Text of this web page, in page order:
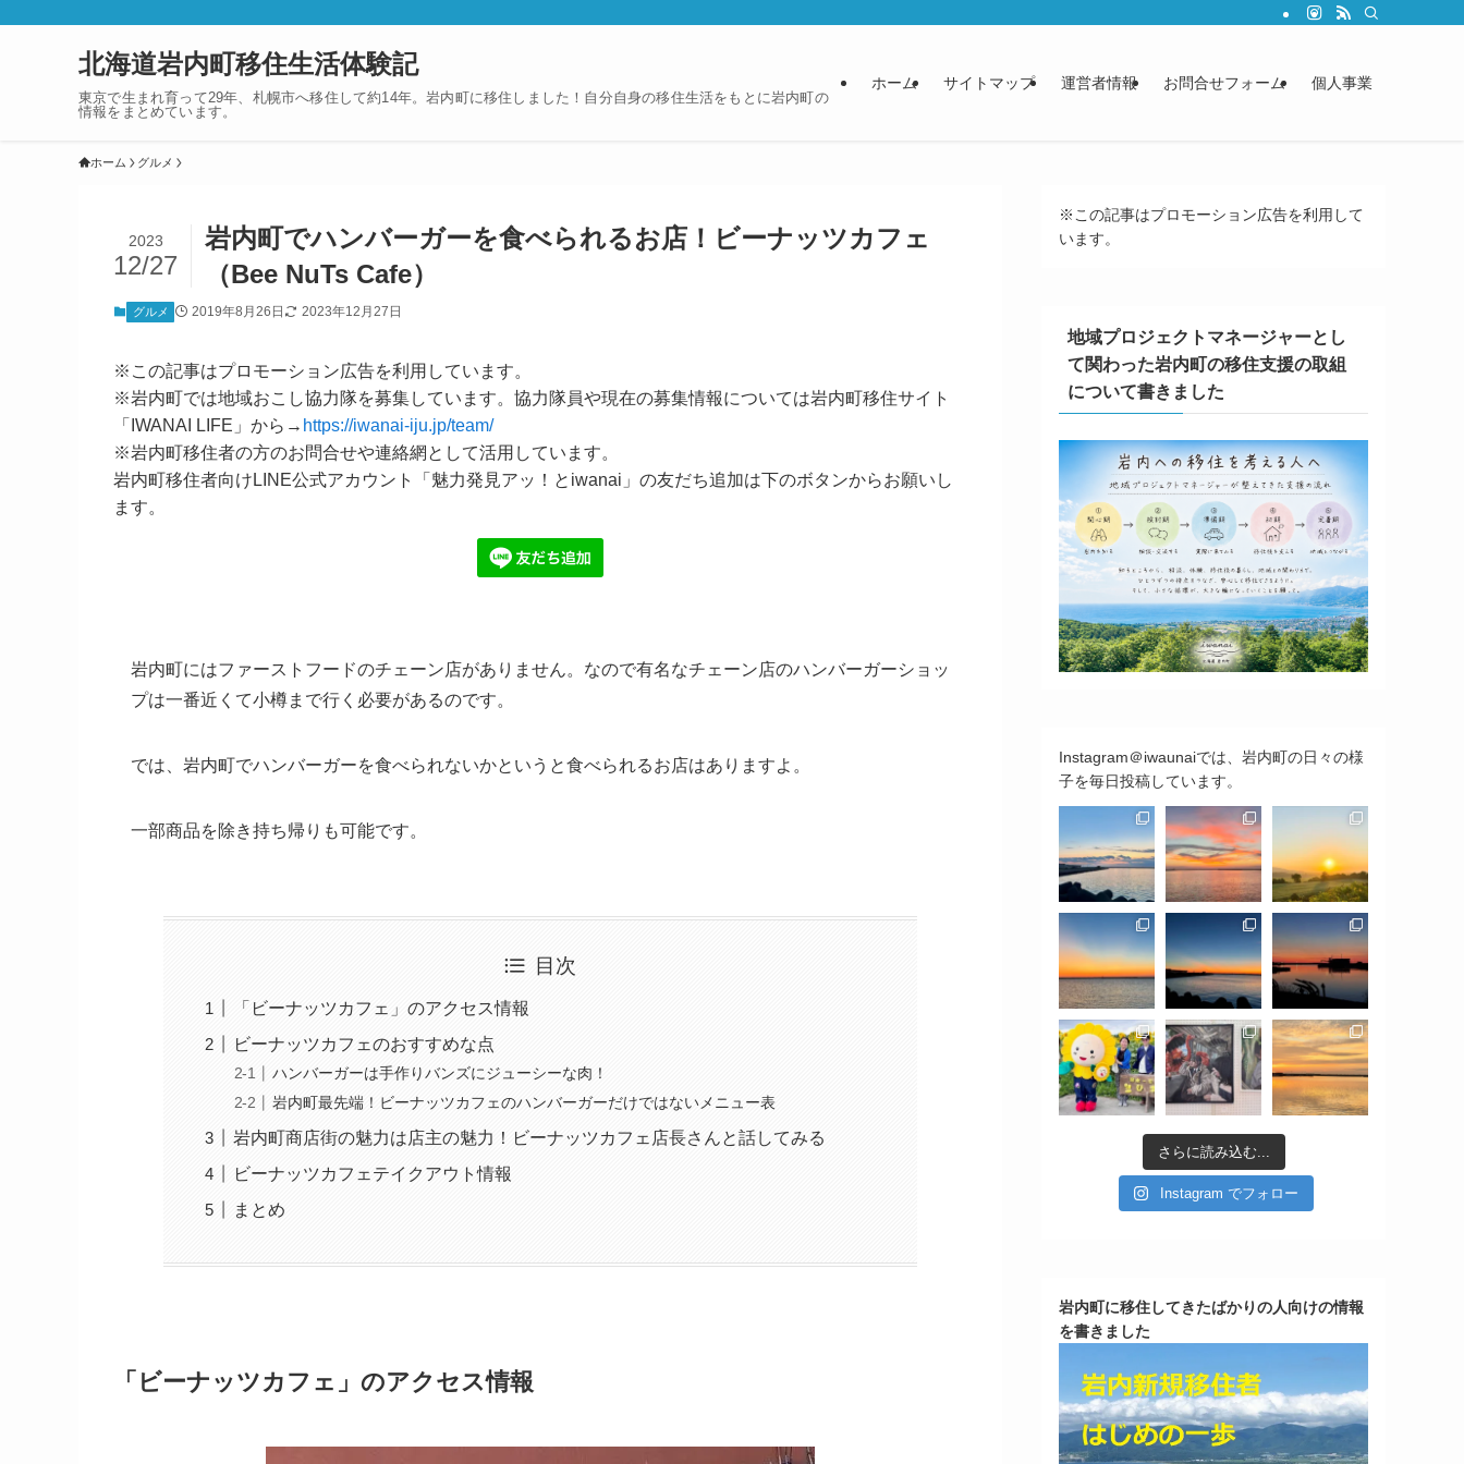
北海道岩内町移住生活体験記
東京で生まれ育って29年、札幌市へ移住して約14年。岩内町に移住しました！自分自身の移住生活をもとに岩内町の
情報をまとめています。
ホーム サイトマップ 運営者情報 お問合せフォーム 個人事業
ホーム グルメ
岩内町でハンバーガーを食べられるお店！ビーナッツカフェ
（Bee NuTs Cafe）
2023
12/27
グルメ 2019年8月26日 2023年12月27日
※この記事はプロモーション広告を利用しています。
※岩内町では地域おこし協力隊を募集しています。協力隊員や現在の募集情報については岩内町移住サイト
「IWANAI LIFE」から→ https://iwanai-iju.jp/team/
※岩内町移住者の方のお問合せや連絡網として活用しています。
岩内町移住者向けLINE公式アカウント「魅力発見アッ！とiwanai」の友だち追加は下のボタンからお願いし
ます。
岩内町にはファーストフードのチェーン店がありません。なので有名なチェーン店のハンバーガーショッ
プは一番近くて小樽まで行く必要があるのです。
では、岩内町でハンバーガーを食べられないかというと食べられるお店はありますよ。
一部商品を除き持ち帰りも可能です。
目次
「ビーナッツカフェ」のアクセス情報
ビーナッツカフェのおすすめな点
ハンバーガーは手作りバンズにジューシーな肉！
岩内町最先端！ビーナッツカフェのハンバーガーだけではないメニュー表
岩内町商店街の魅力は店主の魅力！ビーナッツカフェ店長さんと話してみる
ビーナッツカフェテイクアウト情報
まとめ
「ビーナッツカフェ」のアクセス情報
※この記事はプロモーション広告を利用して
います。
地域プロジェクトマネージャーとし
て関わった岩内町の移住支援の取組
について書きました
Instagram＠iwaunaiでは、岩内町の日々の様
子を毎日投稿しています。
さらに読み込む...
Instagram でフォロー
岩内町に移住してきたばかりの人向けの情報
を書きました